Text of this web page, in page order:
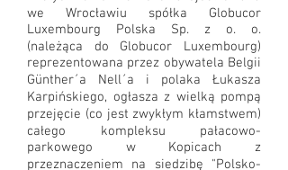
we Wrocławiu spółka Globucor
Luxembourg Polska Sp. z o. o.
(należąca do Globucor Luxembourg)
reprezentowana przez obywatela Belgii
Günther´a Nell´a i polaka Łukasza
Karpińskiego, ogłasza z wielką pompą
przejęcie (co jest zwykłym kłamstwem)
całego kompleksu pałacowo-
parkowego w Kopicach z
przeznaczeniem na siedzibę "Polsko-